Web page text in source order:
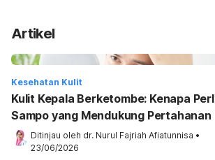
Artikel
Kesehatan Kulit
Kulit Kepala Berketombe: Kenapa
Sampo yang Mendukung Pertahanan
Kepala?
Ditinjau oleh dr. Nurul Fajriah Afiatunnisa •
23/06/2026